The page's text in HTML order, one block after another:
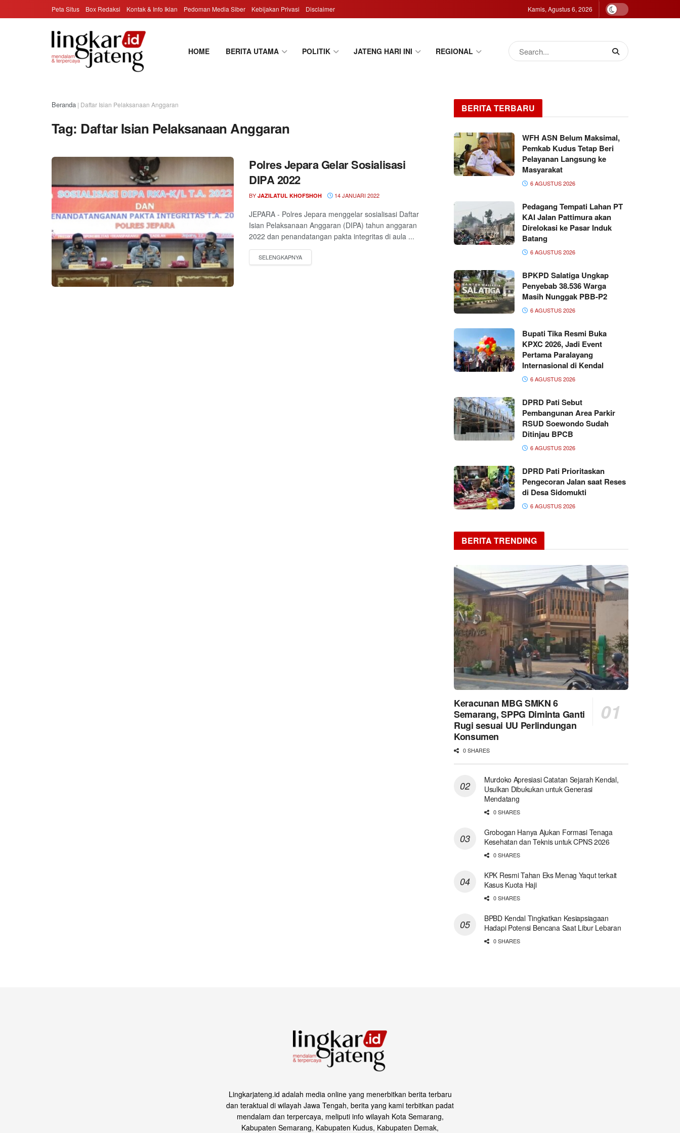
Peta Situs Box Redaksi Kontak & Info Iklan Pedoman Media Siber Kebijakan Privasi Disclaimer Kamis, Agustus 6, 2026
HOME BERITA UTAMA POLITIK JATENG HARI INI REGIONAL
Beranda | Daftar Isian Pelaksanaan Anggaran
Tag: Daftar Isian Pelaksanaan Anggaran
Polres Jepara Gelar Sosialisasi
DIPA 2022
BY JAZILATUL KHOFSHOH 14 JANUARI 2022
JEPARA - Polres Jepara menggelar sosialisasi Daftar
Isian Pelaksanaan Anggaran (DIPA) tahun anggaran
2022 dan penandatangan pakta integritas di aula ...
BERITA TERBARU
WFH ASN Belum Maksimal,
Pemkab Kudus Tetap Beri
Pelayanan Langsung ke
Masyarakat
6 AGUSTUS 2026
Pedagang Tempati Lahan PT
KAI Jalan Pattimura akan
Direlokasi ke Pasar Induk
Batang
6 AGUSTUS 2026
BPKPD Salatiga Ungkap
Penyebab 38.536 Warga
Masih Nunggak PBB-P2
6 AGUSTUS 2026
Bupati Tika Resmi Buka
KPXC 2026, Jadi Event
Pertama Paralayang
Internasional di Kendal
6 AGUSTUS 2026
DPRD Pati Sebut
Pembangunan Area Parkir
RSUD Soewondo Sudah
Ditinjau BPCB
6 AGUSTUS 2026
DPRD Pati Prioritaskan
Pengecoran Jalan saat Reses
di Desa Sidomukti
6 AGUSTUS 2026
BERITA TRENDING
Keracunan MBG SMKN 6
Semarang, SPPG Diminta Ganti
Rugi sesuai UU Perlindungan
Konsumen
0 SHARES
Murdoko Apresiasi Catatan Sejarah Kendal,
Usulkan Dibukukan untuk Generasi
Mendatang
0 SHARES
Grobogan Hanya Ajukan Formasi Tenaga
Kesehatan dan Teknis untuk CPNS 2026
0 SHARES
KPK Resmi Tahan Eks Menag Yaqut terkait
Kasus Kuota Haji
0 SHARES
BPBD Kendal Tingkatkan Kesiapsiagaan
Hadapi Potensi Bencana Saat Libur Lebaran
0 SHARES
Lingkarjateng.id adalah media online yang menerbitkan berita terbaru
dan teraktual di wilayah Jawa Tengah, berita yang kami terbitkan padat
mendalam dan terpercaya, meliputi info wilayah Kota Semarang,
Kabupaten Semarang, Kabupaten Kudus, Kabupaten Demak,